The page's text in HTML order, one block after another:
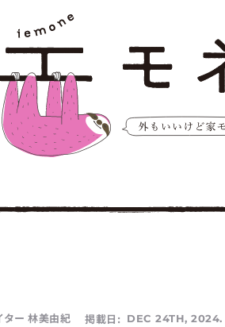
ター 林美由紀 掲載日: DEC 24TH, 2024.